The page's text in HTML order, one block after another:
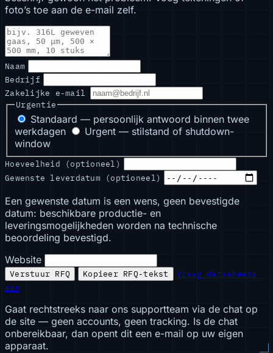
foto’s toe aan de e-mail zelf.
Naam
Bedrijf
Zakelijke e-mail
Urgentie
Standaard — persoonlijk antwoord binnen twee
werkdagen
Urgent — stilstand of shutdown-
window
Hoeveelheid (optioneel)
Gewenste leverdatum (optioneel)
Een gewenste datum is een wens, geen bevestigde
datum: beschikbare productie- en
leveringsmogelijkheden worden na technische
beoordeling bevestigd.
Website
Verstuur RFQ Kopieer RFQ-tekst
Vraag datasheets
aan
Gaat rechtstreeks naar ons supportteam via de chat op
de site — geen accounts, geen tracking. Is de chat
onbereikbaar, dan opent dit een e-mail op uw eigen
apparaat.